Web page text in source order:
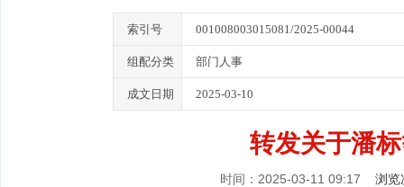
索引号 001008003015081/2025-00044
组配分类 部门人事
成文日期 2025-03-10
转发关于潘
时间：2025-03-11 09:17 浏